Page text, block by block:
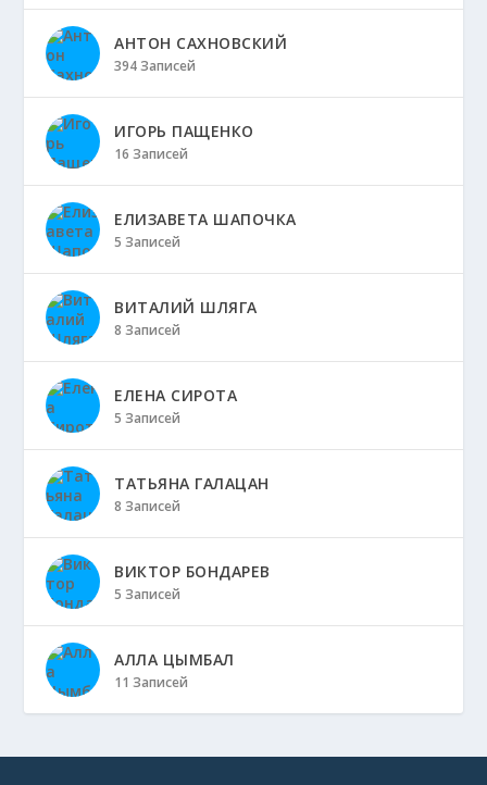
АНТОН САХНОВСКИЙ
394 Записей
ИГОРЬ ПАЩЕНКО
16 Записей
ЕЛИЗАВЕТА ШАПОЧКА
5 Записей
ВИТАЛИЙ ШЛЯГА
8 Записей
ЕЛЕНА СИРОТА
5 Записей
ТАТЬЯНА ГАЛАЦАН
8 Записей
ВИКТОР БОНДАРЕВ
5 Записей
АЛЛА ЦЫМБАЛ
11 Записей